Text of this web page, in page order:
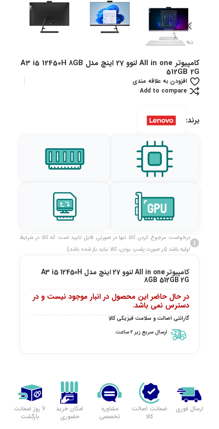
کامپیوتر All in one لنوو 27 اینچ مدل A3 i5 12450H 8GB
512GB 2G
افزودن به علاقه مندی
Add to compare
برند:
درخواست مرجوع کردن کالا تنها در صورتی قابل تایید است که کالا در شرایط
اولیه باشد (در صورت پلمپ بودن، کالا نباید باز شده باشد).
کامپیوتر All in one لنوو 27 اینچ مدل A3 i5 12450H
8GB 512GB 2G
در حال حاضر این محصول در انبار موجود نیست و در
دسترس نمی باشد.
گارانتی اصالت و سلامت فیزیکی کالا
ارسال سریع زیر 2 ساعت
ارسال فوری
ضمانت اصالت
کالا
مشاوره
تخصصی
امکان خرید
حضوری
7 روز ضمانت
بازگشت